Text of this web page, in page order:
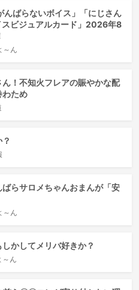
んばらないボイス」「にじさん
スビジュアルカード」2026年8
～ん
ん！不知火フレアの賑やかな配
ため
ばらサロメちゃんおまんが「安
～ん
かしてメリバ好きか？
～ん